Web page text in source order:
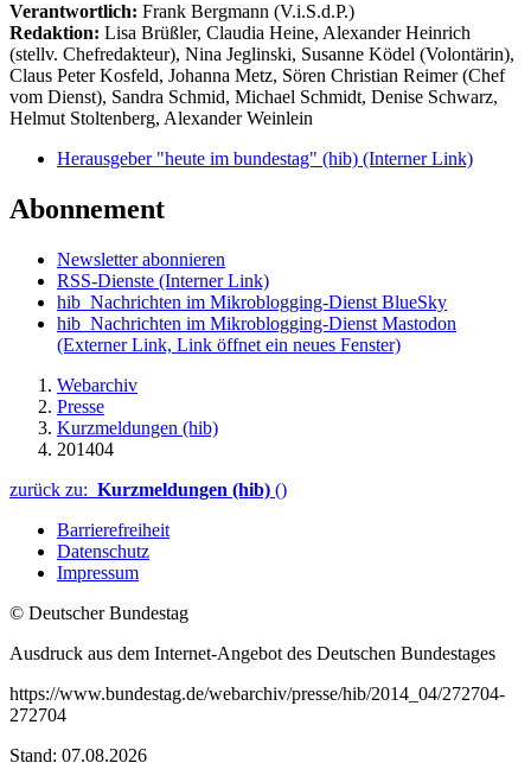
Verantwortlich: Frank Bergmann (V.i.S.d.P.)
Redaktion: Lisa Brüßler, Claudia Heine, Alexander Heinrich
(stellv. Chefredakteur), Nina Jeglinski, Susanne Ködel (Volontärin),
Claus Peter Kosfeld, Johanna Metz, Sören Christian Reimer (Chef
vom Dienst), Sandra Schmid, Michael Schmidt, Denise Schwarz,
Helmut Stoltenberg, Alexander Weinlein
Herausgeber "heute im bundestag" (hib) (Interner Link)
Abonnement
Newsletter abonnieren
RSS-Dienste (Interner Link)
hib_Nachrichten im Mikroblogging-Dienst BlueSky
hib_Nachrichten im Mikroblogging-Dienst Mastodon
(Externer Link, Link öffnet ein neues Fenster)
Webarchiv
Presse
Kurzmeldungen (hib)
201404
zurück zu: Kurzmeldungen (hib) ()
Barrierefreiheit
Datenschutz
Impressum
© Deutscher Bundestag
Ausdruck aus dem Internet-Angebot des Deutschen Bundestages
https://www.bundestag.de/webarchiv/presse/hib/2014_04/272704-
272704
Stand: 07.08.2026